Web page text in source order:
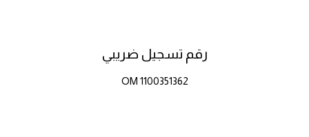
رقم تسجيل ضريبي
OM 1100351362